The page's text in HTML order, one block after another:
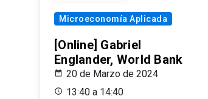
Microeconomía Aplicada
[Online] Gabriel
Englander, World Bank
20 de Marzo de 2024
13:40 a 14:40